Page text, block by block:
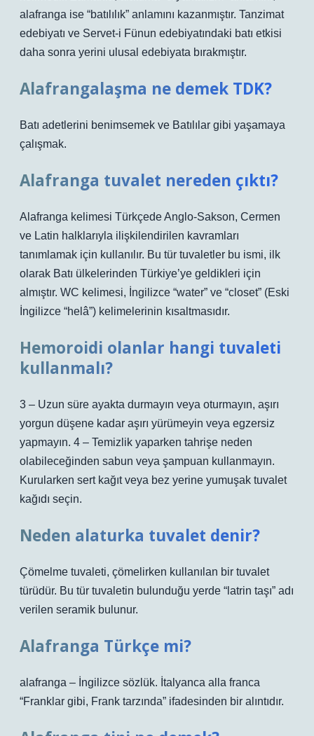
alafranga ise “batılılık” anlamını kazanmıştır. Tanzimat
edebiyatı ve Servet-i Fünun edebiyatındaki batı etkisi
daha sonra yerini ulusal edebiyata bırakmıştır.
Alafrangalaşma ne demek TDK?
Batı adetlerini benimsemek ve Batılılar gibi yaşamaya
çalışmak.
Alafranga tuvalet nereden çıktı?
Alafranga kelimesi Türkçede Anglo-Sakson, Cermen
ve Latin halklarıyla ilişkilendirilen kavramları
tanımlamak için kullanılır. Bu tür tuvaletler bu ismi, ilk
olarak Batı ülkelerinden Türkiye’ye geldikleri için
almıştır. WC kelimesi, İngilizce “water” ve “closet” (Eski
İngilizce “helâ”) kelimelerinin kısaltmasıdır.
Hemoroidi olanlar hangi tuvaleti
kullanmalı?
3 – Uzun süre ayakta durmayın veya oturmayın, aşırı
yorgun düşene kadar aşırı yürümeyin veya egzersiz
yapmayın. 4 – Temizlik yaparken tahrişe neden
olabileceğinden sabun veya şampuan kullanmayın.
Kurularken sert kağıt veya bez yerine yumuşak tuvalet
kağıdı seçin.
Neden alaturka tuvalet denir?
Çömelme tuvaleti, çömelirken kullanılan bir tuvalet
türüdür. Bu tür tuvaletin bulunduğu yerde “latrin taşı” adı
verilen seramik bulunur.
Alafranga Türkçe mi?
alafranga – İngilizce sözlük. İtalyanca alla franca
“Franklar gibi, Frank tarzında” ifadesinden bir alıntıdır.